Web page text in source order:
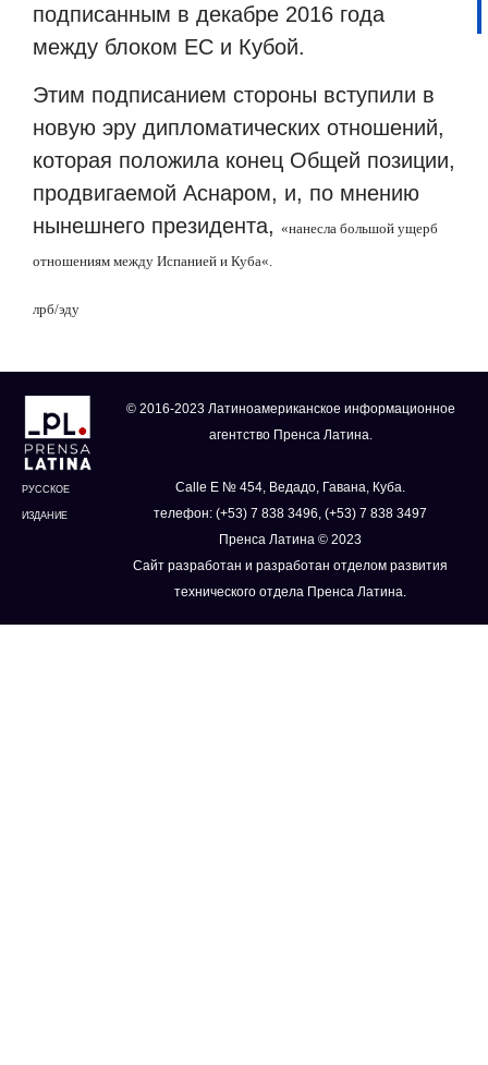
подписанным в декабре 2016 года
между блоком ЕС и Кубой.
Этим подписанием стороны вступили в
новую эру дипломатических отношений,
которая положила конец Общей позиции,
продвигаемой Аснаром, и, по мнению
нынешнего президента, «нанесла большой ущерб
отношениям между Испанией и Куба«
лрб/эду
РУССКОЕ
ИЗДАНИЕ
© 2016-2023 Латиноамериканское информационное
агентство Пренса Латина.
Calle E № 454, Ведадо, Гавана, Куба.
телефон: (+53) 7 838 3496, (+53) 7 838 3497
Пренса Латина © 2023
Сайт разработан и разработан отделом развития
технического отдела Пренса Латина.